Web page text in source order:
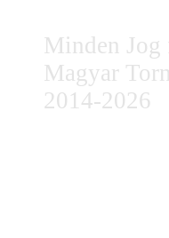
Minden Jog
Magyar
2014-2026